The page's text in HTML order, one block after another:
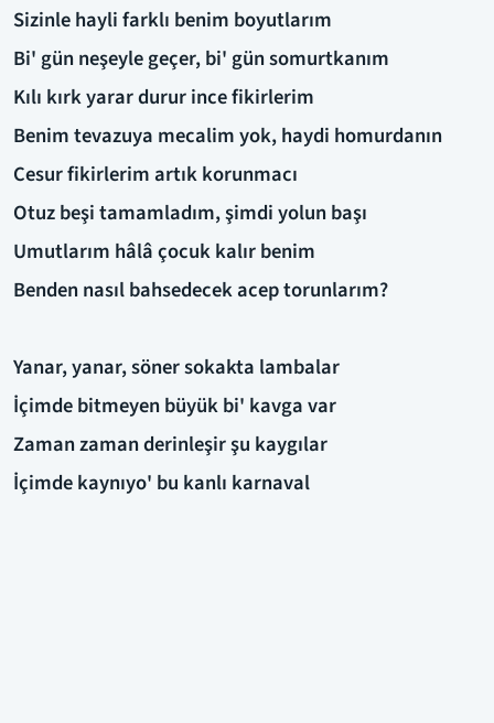
Sizinle hayli farklı benim boyutlarım
Bi' gün neşeyle geçer, bi' gün somurtkanım
Kılı kırk yarar durur ince fikirlerim
Benim tevazuya mecalim yok, haydi homurdanın
Cesur fikirlerim artık korunmacı
Otuz beşi tamamladım, şimdi yolun başı
Umutlarım hâlâ çocuk kalır benim
Benden nasıl bahsedecek acep torunlarım?
Yanar, yanar, söner sokakta lambalar
İçimde bitmeyen büyük bi' kavga var
Zaman zaman derinleşir şu kaygılar
İçimde kaynıyo' bu kanlı karnaval